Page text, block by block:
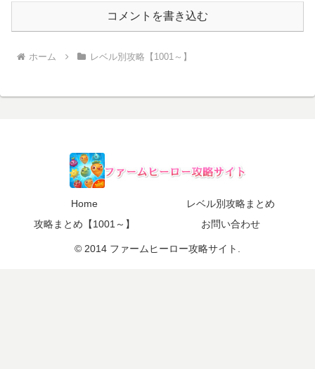
コメントを書き込む
ホーム レベル別攻略【1001～】
Home
レベル別攻略まとめ
攻略まとめ【1001～】
お問い合わせ
© 2014 ファームヒーロー攻略サイト.